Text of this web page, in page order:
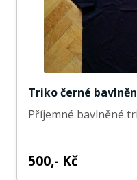
Triko černé
Příjemné bavlněné
500,- Kč